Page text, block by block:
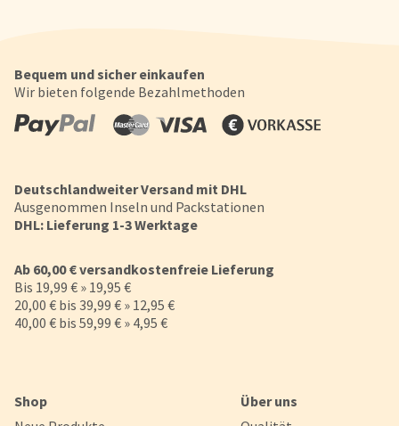
Bequem und sicher einkaufen
Wir bieten folgende Bezahlmethoden
Deutschlandweiter Versand mit DHL
Ausgenommen Inseln und Packstationen
DHL: Lieferung 1-3 Werktage
Ab 60,00 € versandkostenfreie Lieferung
Bis 19,99 € » 19,95 €
20,00 € bis 39,99 € » 12,95 €
40,00 € bis 59,99 € » 4,95 €
Shop
Über uns
Cookie-Hinweis
Chat-Funktion verwenden wir Cookies. Durch Bestätigen des
'Alle akzeptieren' stimmen Sie der Verwendung zu. Über den
'Konfigurieren' können Sie auswählen, welche Cookies Sie
wollen. Weitere Informationen erhalten Sie in unserer
Datenschutzerklärung